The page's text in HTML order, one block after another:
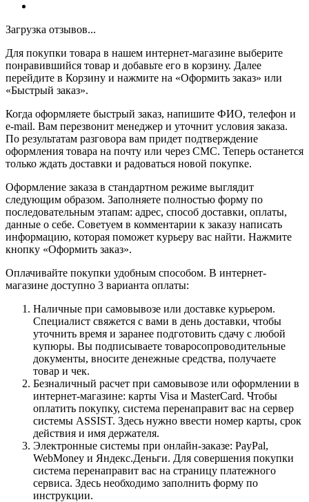
Загрузка отзывов...
Для покупки товара в нашем интернет-магазине выберите
понравившийся товар и добавьте его в корзину. Далее
перейдите в Корзину и нажмите на «Оформить заказ» или
«Быстрый заказ».
Когда оформляете быстрый заказ, напишите ФИО, телефон и
e-mail. Вам перезвонит менеджер и уточнит условия заказа.
По результатам разговора вам придет подтверждение
оформления товара на почту или через СМС. Теперь останется
только ждать доставки и радоваться новой покупке.
Оформление заказа в стандартном режиме выглядит
следующим образом. Заполняете полностью форму по
последовательным этапам: адрес, способ доставки, оплаты,
данные о себе. Советуем в комментарии к заказу написать
информацию, которая поможет курьеру вас найти. Нажмите
кнопку «Оформить заказ».
Оплачивайте покупки удобным способом. В интернет-
магазине доступно 3 варианта оплаты:
Наличные при самовывозе или доставке курьером.
Специалист свяжется с вами в день доставки, чтобы
уточнить время и заранее подготовить сдачу с любой
купюры. Вы подписываете товаросопроводительные
документы, вносите денежные средства, получаете
товар и чек.
Безналичный расчет при самовывозе или оформлении в
интернет-магазине: карты Visa и MasterCard. Чтобы
оплатить покупку, система перенаправит вас на сервер
системы ASSIST. Здесь нужно ввести номер карты, срок
действия и имя держателя.
Электронные системы при онлайн-заказе: PayPal,
WebMoney и Яндекс.Деньги. Для совершения покупки
система перенаправит вас на страницу платежного
сервиса. Здесь необходимо заполнить форму по
инструкции.